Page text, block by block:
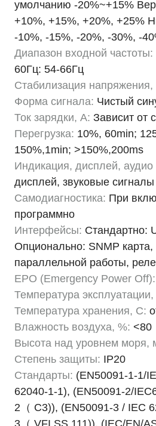
умолчанию -20%~+15%
+10%, +15%, +20%, +25%
-10%, -15%, -20%, -30%, -
Диапазон входной частоты:
60Гц: 54-66Гц
Стабилизация напряжения,
Форма сигнала: Чистый
Ток зарядки, А: Зависит от
Перегрузка: 10%, 60min;
150%,1min; >150%,200ms
Индикация, дисплей, аудио
дисплей, звуковые сигналы
Самодиагностика: При
программно
Интерфейсы: Стандартно:
Опционально: SNMP карта,
параллельной работы,
EPO (Emergency Power Off):
Температура эксплуатации,
Температура хранения, C:
Влажность воздуха, %: <80
Высота над уровнем моря,
Степень защиты: IP20
Стандарты: (EN50091-1-1/
62040-1-1), (EN50091-2/
2（ C3)), (EN50091-3 / IEC
3（ VFI SS 111)), (IEC/EN/